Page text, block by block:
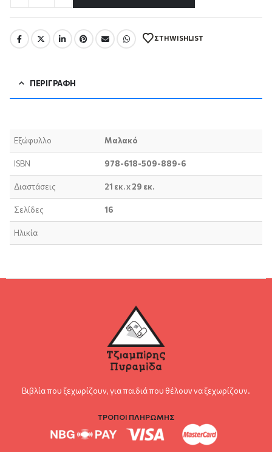
ΣΤΗ WISHLIST
ΠΕΡΙΓΡΑΦΉ
Εξώφυλλο Μαλακό
ISBN 978-618-509-889-6
Διαστάσεις 21 εκ. x29 εκ.
Σελίδες 16
Ηλικία
Βιβλία που ξεχωρίζουν, για παιδιά που θέλουν να ξεχωρίζουν.
ΤΡΟΠΟΙ ΠΛΗΡΩΜΗΣ